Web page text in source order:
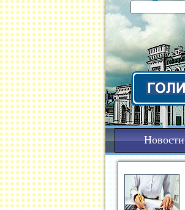
Новости